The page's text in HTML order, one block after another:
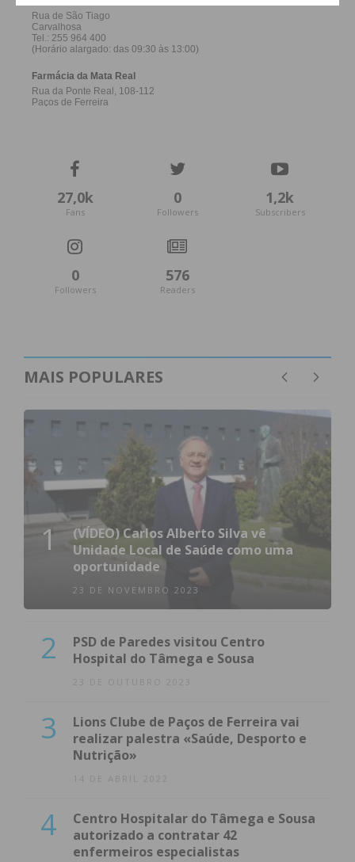
27,0k
Fans
0
Followers
1,2k
Subscribers
0
Followers
576
Readers
MAIS POPULARES
1
(VÍDEO) Carlos Alberto Silva vê
Unidade Local de Saúde como uma
oportunidade
23 DE NOVEMBRO 2023
2
PSD de Paredes visitou Centro
Hospital do Tâmega e Sousa
23 DE OUTUBRO 2023
3
Lions Clube de Paços de Ferreira vai
realizar palestra «Saúde, Desporto e
Nutrição»
14 DE ABRIL 2022
4
Centro Hospitalar do Tâmega e Sousa
autorizado a contratar 42
enfermeiros especialistas